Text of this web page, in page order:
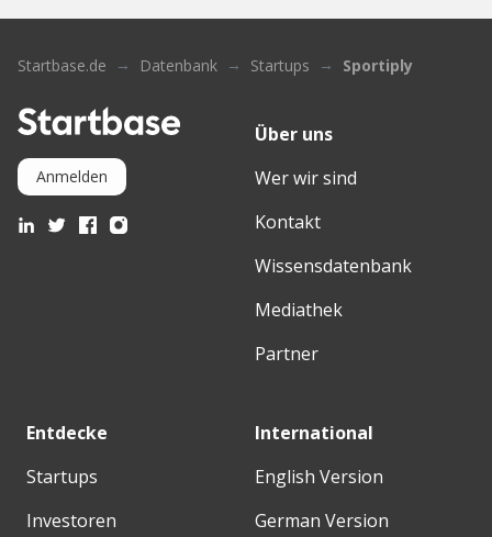
Startbase.de Datenbank Startups Sportiply
Anmelden
Über uns
Wer wir sind
Kontakt
Wissensdatenbank
Mediathek
Partner
Entdecke
Startups
Investoren
International
English Version
German Version